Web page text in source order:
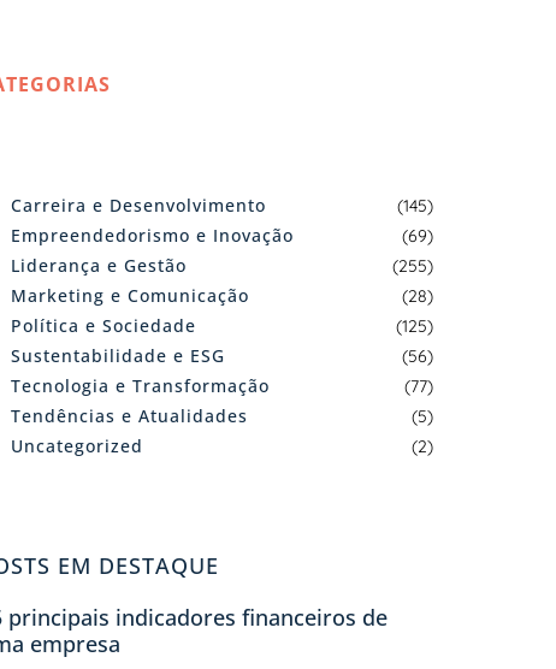
Carreira e Desenvolvimento (145)
Empreendedorismo e Inovação (69)
Liderança e Gestão (255)
Marketing e Comunicação (28)
Política e Sociedade (125)
Sustentabilidade e ESG (56)
Tecnologia e Transformação (77)
Tendências e Atualidades (5)
Uncategorized (2)
EM DESTAQUE
principais indicadores financeiros de
empresa